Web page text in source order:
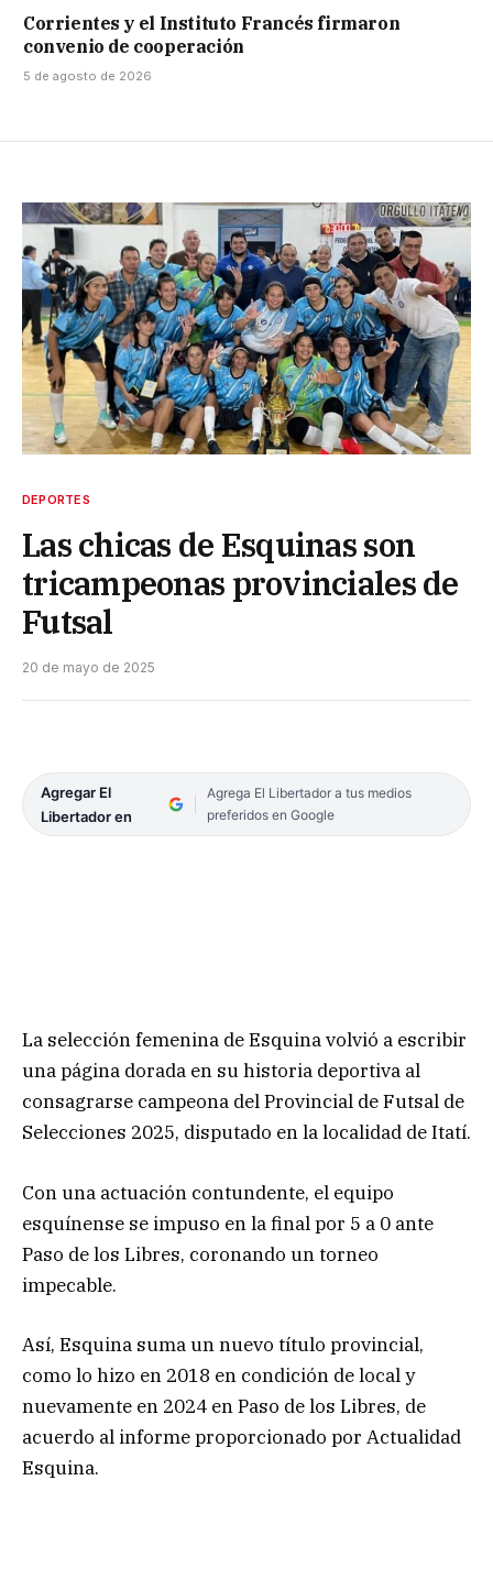
Corrientes y el Instituto Francés firmaron
convenio de cooperación
5 de agosto de 2026
DEPORTES
Las chicas de Esquinas son
tricampeonas provinciales de
Futsal
20 de mayo de 2025
Agregar El
Libertador en
Agrega El Libertador a tus medios
preferidos en Google
La selección femenina de Esquina volvió a escribir
una página dorada en su historia deportiva al
consagrarse campeona del Provincial de Futsal de
Selecciones 2025, disputado en la localidad de Itatí.
Con una actuación contundente, el equipo
esquínense se impuso en la final por 5 a 0 ante
Paso de los Libres, coronando un torneo
impecable.
Así, Esquina suma un nuevo título provincial,
como lo hizo en 2018 en condición de local y
nuevamente en 2024 en Paso de los Libres, de
acuerdo al informe proporcionado por Actualidad
Esquina.